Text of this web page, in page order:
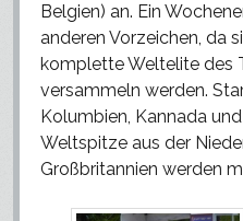
Belgien) an. Ein
anderen Vorzeichen, da
komplette Weltelite des
versammeln werden.
Kolumbien, Kannada
Weltspitze aus der
Großbritannien werden